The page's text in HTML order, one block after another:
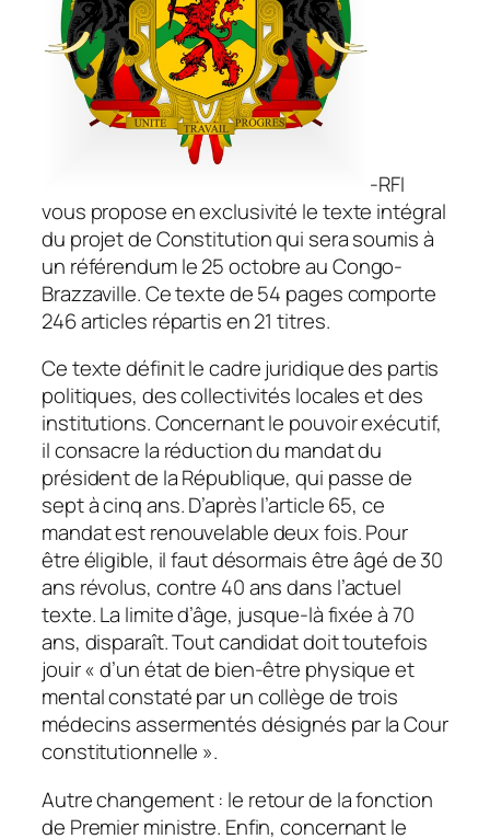
-RFI
vous propose en exclusivité le texte intégral
du projet de Constitution qui sera soumis à
un référendum le 25 octobre au Congo-
Brazzaville. Ce texte de 54 pages comporte
246 articles répartis en 21 titres.
Ce texte définit le cadre juridique des partis
politiques, des collectivités locales et des
institutions. Concernant le pouvoir exécutif,
il consacre la réduction du mandat du
président de la République, qui passe de
sept à cinq ans. D’après l’article 65, ce
mandat est renouvelable deux fois. Pour
être éligible, il faut désormais être âgé de 30
ans révolus, contre 40 ans dans l’actuel
texte. La limite d’âge, jusque-là fixée à 70
ans, disparaît. Tout candidat doit toutefois
jouir «d’un état de bien-être physique et
mental constaté par un collège de trois
médecins assermentés désignés par la Cour
constitutionnelle ».
Autre changement : le retour de la fonction
de Premier ministre. Enfin, concernant le